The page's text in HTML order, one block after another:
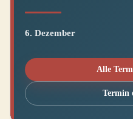
6. Dezember
Alle
Termin